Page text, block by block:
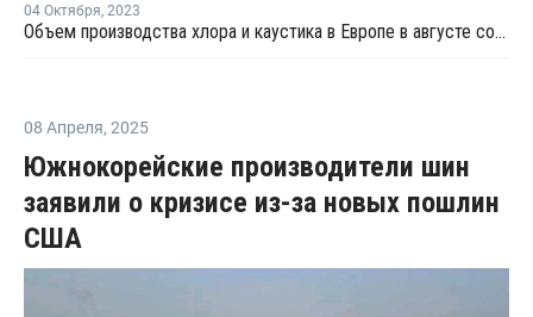
04 Октября, 2023
Объем производства хлора и каустика в Европе в августе сократился
08 Апреля, 2025
Южнокорейские производители шин
заявили о кризисе из-за новых пошлин
США